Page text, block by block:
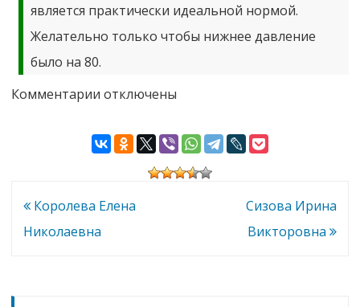
является практически идеальной нормой.
Желательно только чтобы нижнее давление
было на 80.
Комментарии к
Юлия
Александровна
отключены
Навигация
по
Королева Елена
Николаевна
Сизова Ирина
Викторовна